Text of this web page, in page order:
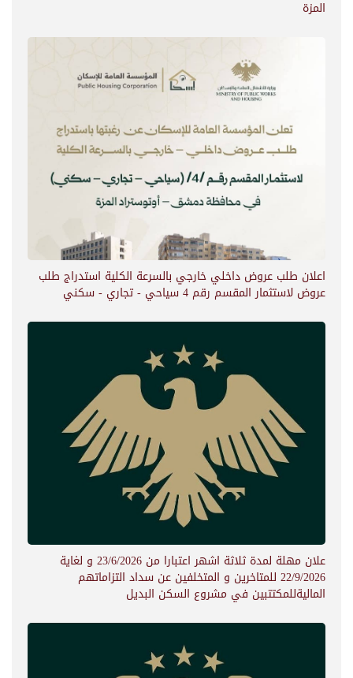
المزة
اعلان طلب عروض داخلي خارجي بالسرعة الكلية استدراج طلب
عروض لاستثمار المقسم رقم 4 سياحي - تجاري - سكني
علان مهلة لمدة ثلاثة اشهر اعتبارا من 23/6/2026 و لغاية
22/9/2026 للمتاخرين و المتخلفين عن سداد التزاماتهم
الماليةللمكتتبين في مشروع السكن البديل